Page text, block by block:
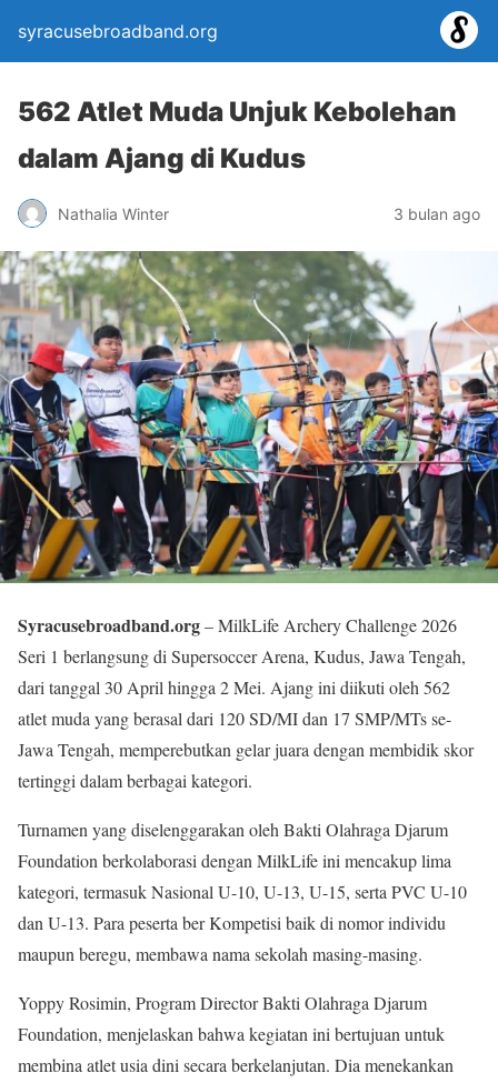
syracusebroadband.org
562 Atlet Muda Unjuk Kebolehan
dalam Ajang di Kudus
Nathalia Winter 3 bulan ago
Syracusebroadband.org– MilkLife Archery Challenge 2026
Seri 1 berlangsung di Supersoccer Arena, Kudus, Jawa Tengah,
dari tanggal 30 April hingga 2 Mei. Ajang ini diikuti oleh 562
atlet muda yang berasal dari 120 SD/MI dan 17 SMP/MTs se-
Jawa Tengah, memperebutkan gelar juara dengan membidik skor
tertinggi dalam berbagai kategori.
Turnamen yang diselenggarakan oleh Bakti Olahraga Djarum
Foundation berkolaborasi dengan MilkLife ini mencakup lima
kategori, termasuk Nasional U-10, U-13, U-15, serta PVC U-10
dan U-13. Para peserta ber Kompetisi baik di nomor individu
maupun beregu, membawa nama sekolah masing-masing.
Yoppy Rosimin, Program Director Bakti Olahraga Djarum
Foundation, menjelaskan bahwa kegiatan ini bertujuan untuk
membina atlet usia dini secara berkelanjutan. Dia menekankan